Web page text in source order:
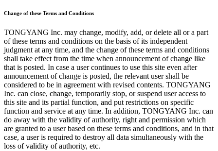
Change of these Terms and Conditions
TONGYANG Inc. may change, modify, add, or delete all or a part
of these terms and conditions on the basis of its independent
judgment at any time, and the change of these terms and conditions
shall take effect from the time when announcement of change like
that is posted. In case a user continues to use this site even after
announcement of change is posted, the relevant user shall be
considered to be in agreement with revised contents. TONGYANG
Inc. can close, change, temporarily stop, or suspend user access to
this site and its partial function, and put restrictions on specific
function and service at any time. In addition, TONGYANG Inc. can
do away with the validity of authority, right and permission which
are granted to a user based on these terms and conditions, and in that
case, a user is required to destroy all data simultaneously with the
loss of validity of authority, etc.